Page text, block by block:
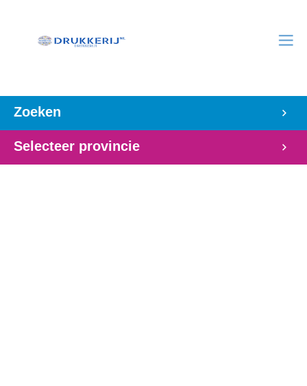
Zoeken
Selecteer provincie